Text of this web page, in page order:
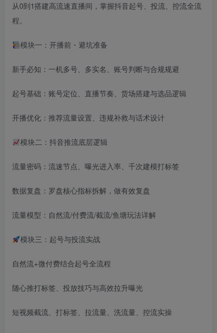
从0到1搭建高流速直播间，掌握抖音起号、投流、控流全流
程。
模块一：开播前・避坑准备
新手必知：一机多号、多实名、账号判断与合规规避
起号基础：账号定位、直播节奏、货场搭建与选品逻辑
开播优化：推荐流量设置、违规补救与话术设计
模块二：抖音推流底层逻辑
流量密码：流速节点、曝光进入率、千次建模打标签
数据复盘：罗盘核心指标拆解，做有效复盘
流量模型：自然流/付费流/截流/鱼塘玩法详解
模块三：起号与投流实战
自然流+微付费结合起号全流程
随心推打标签、投放技巧与高效拉升曝光
短视频截流、打标签、拉流量、洗流量、控流实操